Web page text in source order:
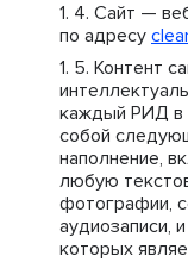
Сайт —
по адресу
Контент
каждый РИД в
собой
наполнение,
любую
фотографии,
аудиозаписи,
которых